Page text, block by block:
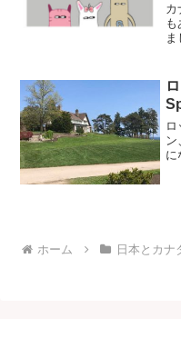
カ
ン
に
ホーム 日本とカナ